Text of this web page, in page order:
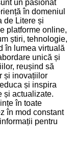
un pasionat
în domeniul
de Litere și
platforme online,
știri, tehnologie,
în lumea virtuală
unică și
reușind să
și inovațiilor
și inspira
și actualizate.
în toate
în mod constant
pentru